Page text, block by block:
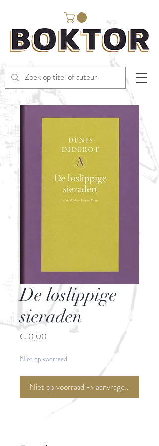
De loslippige
sieraden
€ 0,00
Niet op voorraad
Niet op voorraad -> aanvragen <-